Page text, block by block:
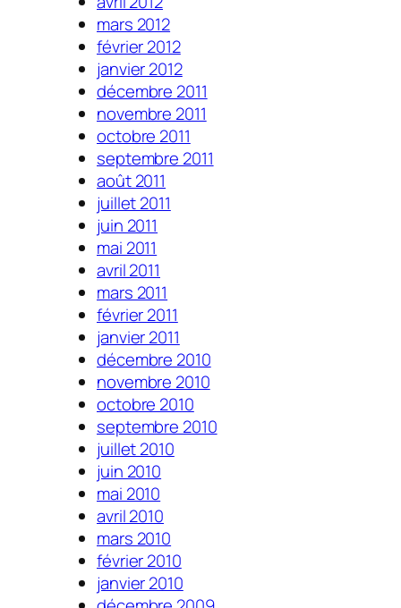
mars 2012
février 2012
janvier 2012
décembre 2011
novembre 2011
octobre 2011
septembre 2011
août 2011
juillet 2011
juin 2011
mai 2011
avril 2011
mars 2011
février 2011
janvier 2011
décembre 2010
novembre 2010
octobre 2010
septembre 2010
juillet 2010
juin 2010
mai 2010
avril 2010
mars 2010
février 2010
janvier 2010